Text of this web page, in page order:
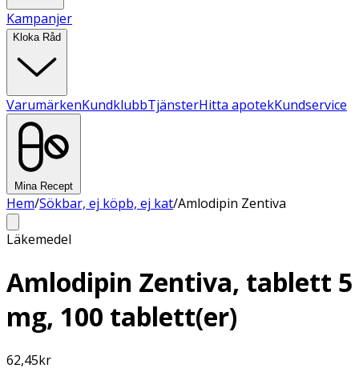
Kampanjer
Kloka Råd
VarumärkenKundklubbTjänsterHitta apotekKundservice
Mina Recept
Hem/Sökbar, ej köpb, ej kat/Amlodipin Zentiva
Läkemedel
Amlodipin Zentiva, tablett 5
mg, 100 tablett(er)
62,45kr